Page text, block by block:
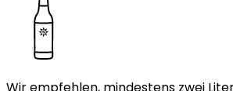
Wir empfehlen, mindestens zwei